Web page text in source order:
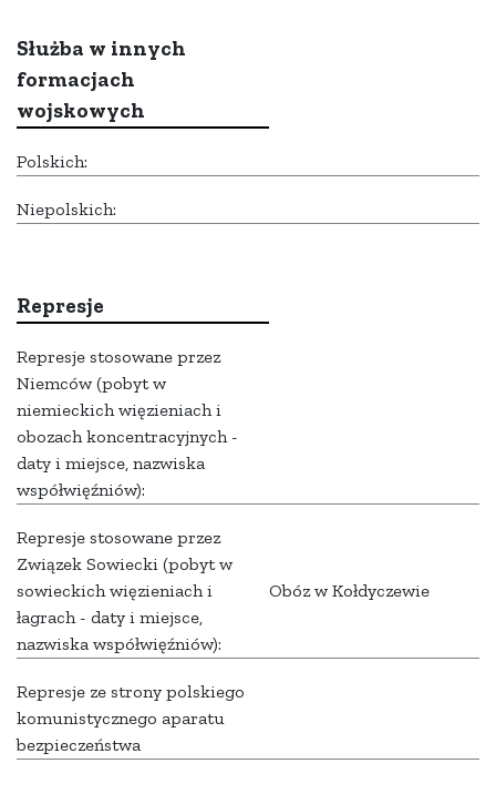
Służba w innych
formacjach
wojskowych
Polskich:
Niepolskich:
Represje
Represje stosowane przez
Niemców (pobyt w
niemieckich więzieniach i
obozach koncentracyjnych -
daty i miejsce, nazwiska
współwięźniów):
Represje stosowane przez
Związek Sowiecki (pobyt w
sowieckich więzieniach i
łagrach - daty i miejsce,
nazwiska współwięźniów):
Obóz w Kołdyczewie
Represje ze strony polskiego
komunistycznego aparatu
bezpieczeństwa